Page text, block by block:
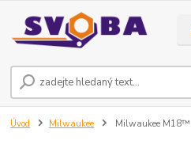
Úvod Milwaukee Milwaukee M18™